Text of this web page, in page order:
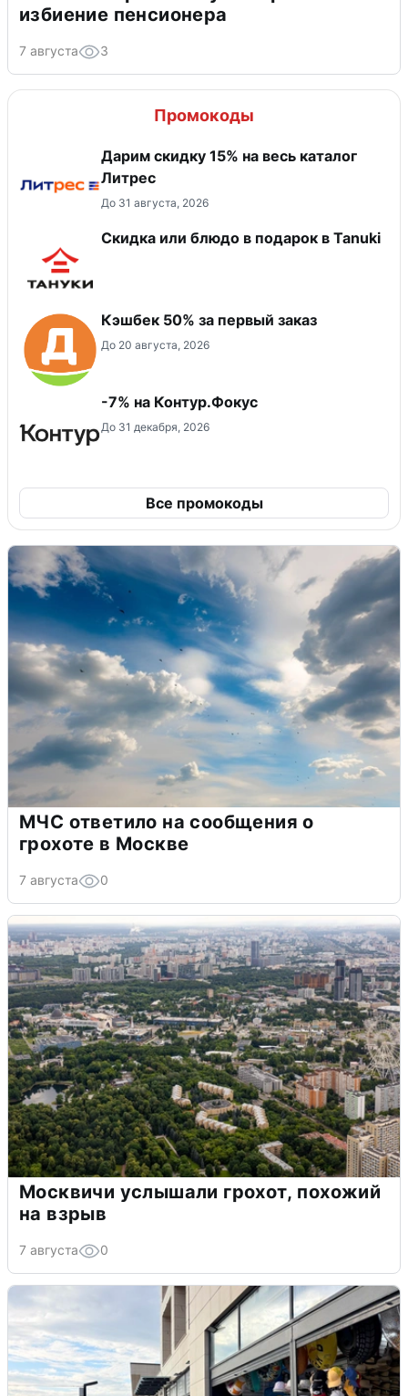
избиение пенсионера
7 августа 3
Промокоды
Дарим скидку 15% на весь каталог
Литрес
До 31 августа, 2026
Скидка или блюдо в подарок в Tanuki
Кэшбек 50% за первый заказ
До 20 августа, 2026
-7% на Контур.Фокус
До 31 декабря, 2026
Все промокоды
МЧС ответило на сообщения о
грохоте в Москве
7 августа 0
Москвичи услышали грохот, похожий
на взрыв
7 августа 0